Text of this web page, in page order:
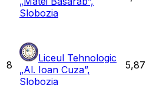
Slobozia
8
Liceul Tehnologic
„Al. Ioan Cuza”,
Slobozia
5,87